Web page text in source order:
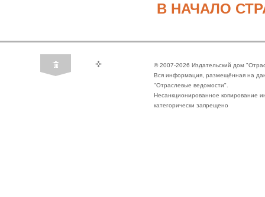
В НАЧАЛО
© 2007-2026 Издательский дом
Вся информация, размещённая на
"Отраслевые ведомости".
Несанкционированное копирование
категорически запрещено